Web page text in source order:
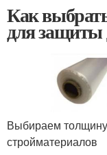
Как
для защиты
Выбираем
стройматериалов